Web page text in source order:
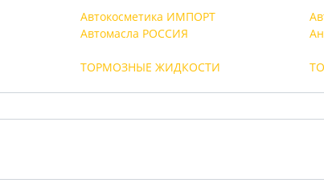
Автокосметика ИМПОРТ
Автомасла РОССИЯ
ТОРМОЗНЫЕ ЖИДКОСТИ